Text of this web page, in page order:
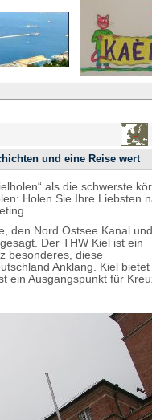
und eine Reise wert
als die schwerste
Holen Sie Ihre Liebsten
den Nord Ostsee Kanal
Der THW Kiel ist ein
besonderes, diese
Anklang. Kiel bietet
ein Ausgangspunkt für